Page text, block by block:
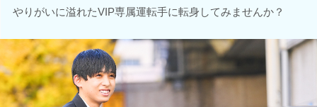
やりがいに溢れたVIP専属運転手に転身してみませんか？